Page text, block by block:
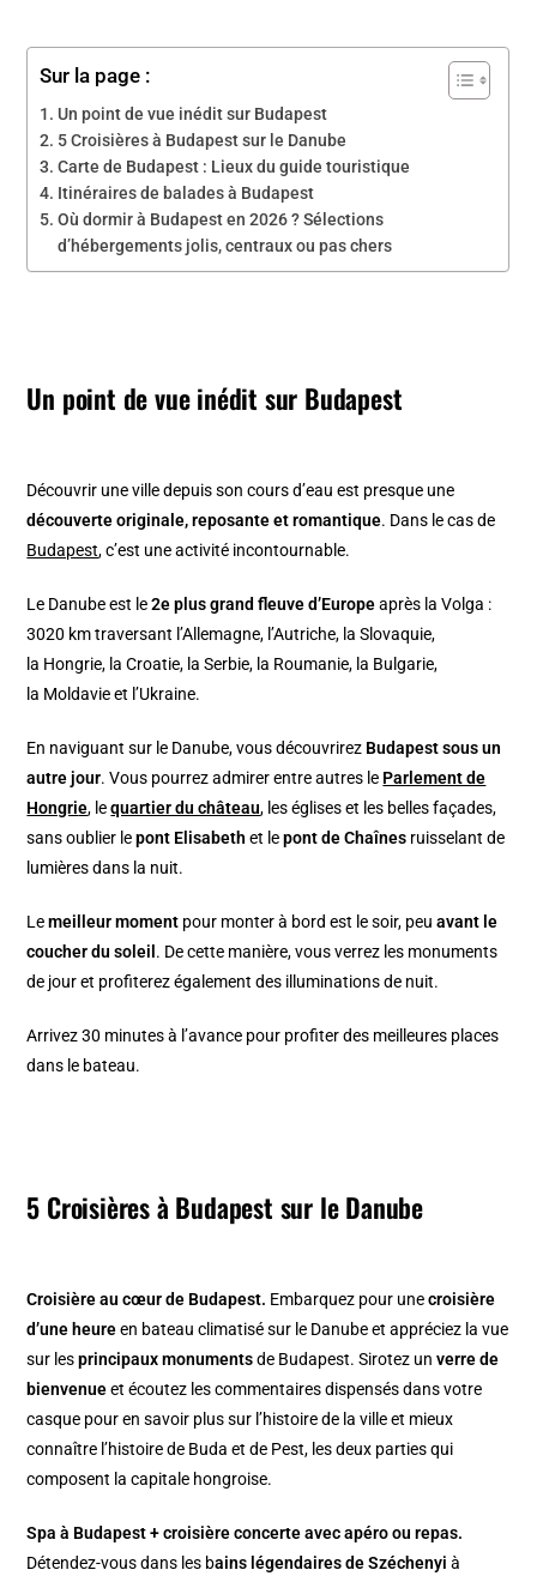
Sur la page :
Un point de vue inédit sur Budapest
5 Croisières à Budapest sur le Danube
Carte de Budapest : Lieux du guide touristique
Itinéraires de balades à Budapest
Où dormir à Budapest en 2026 ? Sélections
d’hébergements jolis, centraux ou pas chers
Un point de vue inédit sur Budapest
Découvrir une ville depuis son cours d’eau est presque une
découverte originale, reposante et romantique. Dans le cas de
Budapest, c’est une activité incontournable.
Le Danube est le2e plus grand fleuve d’Europeaprès la Volga :
3020 km traversant l’Allemagne, l’Autriche, la Slovaquie,
la Hongrie, la Croatie, la Serbie, la Roumanie, la Bulgarie,
la Moldavie et l’Ukraine.
En naviguant sur le Danube, vous découvrirez Budapest sous un
autre jour. Vous pourrez admirer entre autres le Parlement de
Hongrie, lequartier du château, les églises et les belles façades,
sans oublier lepont Elisabeth et lepont de Chaînes ruisselant de
lumières dans la nuit.
Lemeilleur moment pour monter à bord est le soir, peuavant le
coucher du soleil . De cette manière, vous verrez les monuments
de jour et profiterez également des illuminations de nuit.
Arrivez 30 minutes à l’avance pour profiter des meilleures places
dans le bateau.
5 Croisièresà Budapest sur le Danube
Croisière au cœur de Budapest. Embarquez pour unecroisière
d’une heureen bateau climatisé sur le Danube et appréciez la vue
sur lesprincipaux monumentsde Budapest. Sirotez unverre de
bienvenueet écoutez les commentaires dispensés dans votre
casque pour en savoir plus sur l’histoire de la ville et mieux
connaître l’histoire de Buda et de Pest, les deux parties qui
composent la capitale hongroise.
Spa à Budapest + croisière concerte avec apéro ou repas.
Détendez-vous dans les bains légendaires de Széchenyi à